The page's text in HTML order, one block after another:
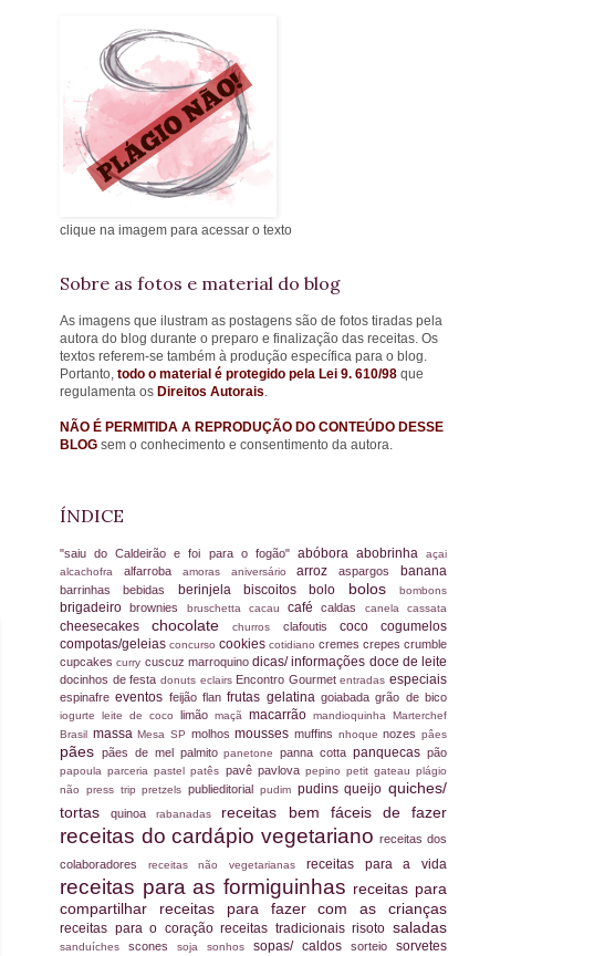
clique na imagem para acessar o texto
Sobre as fotos e material do blog
As imagens que ilustram as postagens são de fotos tiradas pela
autora do blog durante o preparo e finalização das receitas. Os
textos referem-se também à produção específica para o blog.
Portanto, todo o material é protegido pela Lei 9. 610/98 que
regulamenta os Direitos Autorais.
NÃO É PERMITIDA A REPRODUÇÃO DO CONTEÚDO DESSE
BLOG sem o conhecimento e consentimento da autora.
ÍNDICE
"saiu do Caldeirão e foi para o fogão" abóbora abobrinhaaçai
alcachofra alfarroba amoras aniversárioarrozaspargos banana
barrinhasbebidas berinjela biscoitos bolo bolosbombons
brigadeirobrownies bruschetta cacaucafécaldas canelacassata
cheesecakeschocolatechurros clafoutis cococogumelos
compotas/geleias concurso cookies cotidiano cremes crepes crumble
cupcakescurry cuscuz marroquino dicas/ informações doce de leite
docinhos de festa donuts eclairs Encontro Gourmetentradas especiais
espinafreeventos feijãoflanfrutas gelatinagoiabadagrão de bico
iogurte leite de coco limão maçã macarrão mandioquinha Marterchef
Brasil massaMesa SP molhosmoussesmuffins nhoquenozespâes
pães pães de mel palmitopanetonepanna cottapanquecaspão
papoulaparceriapastelpatês pavê pavlova pepino petit gateauplágio
não press trippretzels publieditorial pudim pudinsqueijo quiches/
tortasquinoarabanadas receitas bem fáceis de fazer
receitas do cardápio vegetarianoreceitas dos
colaboradores receitas não vegetarianas receitas para a vida
receitas para as formiguinhas receitas para
compartilhar receitas para fazer com as crianças
receitas para o coraçãoreceitas tradicionaisrisotosaladas
sanduíches scones soja sonhos sopas/ caldos sorteio sorvetes